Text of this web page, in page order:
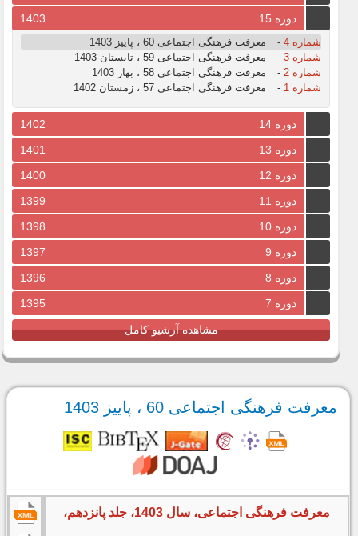
دوره 15
1403
شماره 4 -
معرفت فرهنگی اجتماعی 60 ، پاییز 1403
شماره 3
-
معرفت فرهنگی اجتماعی 59 ، تابستان 1403
شماره 2
-
معرفت فرهنگی اجتماعی 58 ، بهار 1403
شماره 1
- معرفت فرهنگی اجتماعی 57 ، زمستان 1402
دوره 14
1402
دوره 13
1401
دوره 12
1400
دوره 11
1399
دوره 10
1398
دوره 9
1397
دوره 8
1396
دوره 7
1395
مشاهده آرشیو کامل
معرفت فرهنگی اجتماعی 60 ، پاییز 1403
معرفت فرهنگی اجتماعی، سال 1403، جلد پانزدهم،